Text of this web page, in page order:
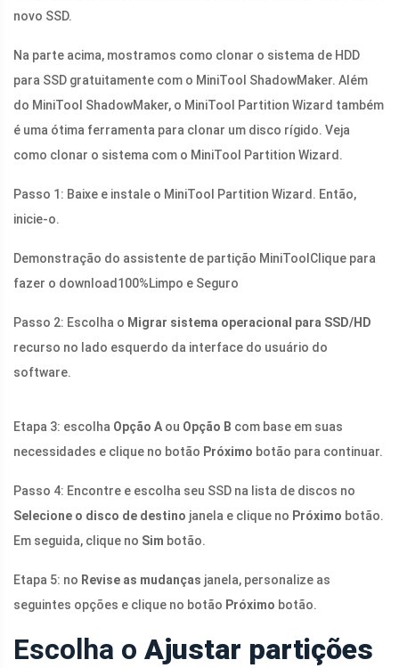
novo SSD.
Na parte acima, mostramos como clonar o sistema de HDD
para SSD gratuitamente com o MiniTool ShadowMaker. Além
do MiniTool ShadowMaker, o MiniTool Partition Wizard também
é uma ótima ferramenta para clonar um disco rígido. Veja
como clonar o sistema com o MiniTool Partition Wizard.
Passo 1: Baixe e instale o MiniTool Partition Wizard. Então,
inicie-o.
Demonstração do assistente de partição MiniTool Clique para
fazer o download 100%Limpo e Seguro
Passo 2: Escolha o Migrar sistema operacional para SSD/HD
recurso no lado esquerdo da interface do usuário do
software.
Etapa 3: escolha Opção Aou Opção B com base em suas
necessidades e clique no botão Próximo botão para continuar.
Passo 4: Encontre e escolha seu SSD na lista de discos no
Selecione o disco de destino janela e clique no Próximo botão.
Em seguida, clique no Sim botão.
Etapa 5: no Revise as mudanças janela, personalize as
seguintes opções e clique no botão Próximo botão.
Escolha o Ajustar partições